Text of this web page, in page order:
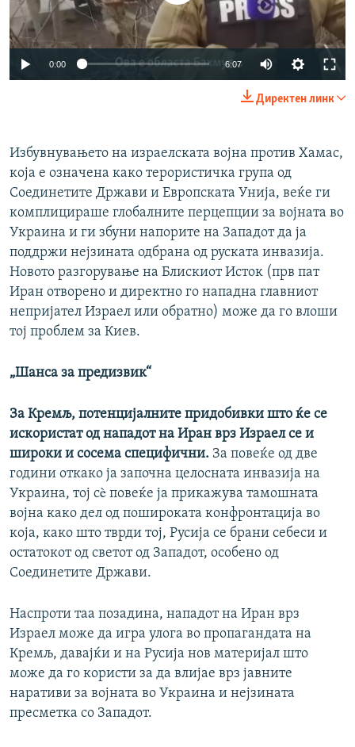
720p 1080p
0:00 6:07
720p
1080p
Директен линк
Избувнувањето на израелската војна против Хамас,
која е означена како терористичка група од
Соединетите Држави и Европската Унија, веќе ги
комплицираше глобалните перцепции за војната во
Украина и ги збуни напорите на Западот да ја
поддржи нејзината одбрана од руската инвазија.
Новото разгорување на Блискиот Исток (прв пат
Иран отворено и директно го нападна главниот
непријател Израел или обратно) може да го влоши
тој проблем за Киев.
„Шанса за предизвик“
За Кремљ, потенцијалните придобивки што ќе се
искористат од нападот на Иран врз Израел се и
широки и сосема специфични. За повеќе од две
години откако ја започна целосната инвазија на
Украина, тој сè повеќе ја прикажува тамошната
војна како дел од пошироката конфронтација во
која, како што тврди тој, Русија се брани себеси и
остатокот од светот од Западот, особено од
Соединетите Држави.
Наспроти таа позадина, нападот на Иран врз
Израел може да игра улога во пропагандата на
Кремљ, давајќи и на Русија нов материјал што
може да го користи за да влијае врз јавните
наративи за војната во Украина и нејзината
пресметка со Западот.